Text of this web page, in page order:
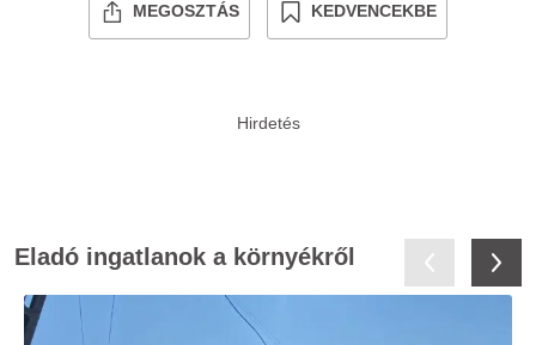
MEGOSZTÁS KEDVENCEKBE
Eladó ingatlanok a környékről